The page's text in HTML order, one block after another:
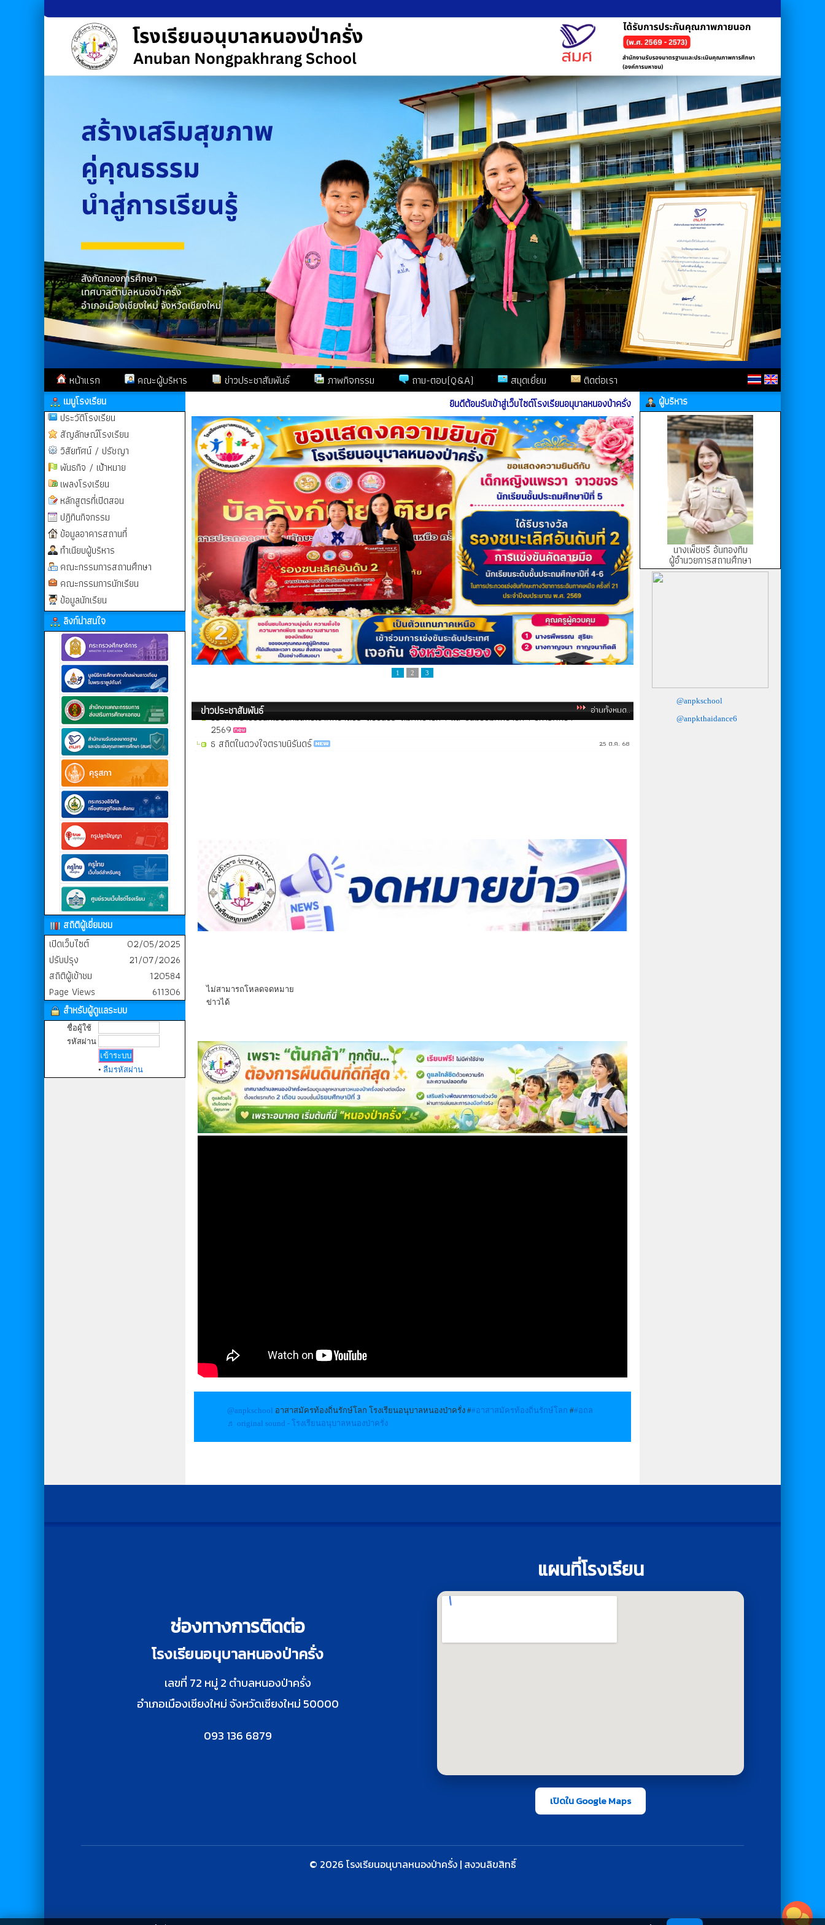
หน้าแรก คณะผู้บริหาร ข่าวประชาสัมพันธ์ ภาพกิจกรรม ถาม-ตอบ(Q&A) สมุดเยี่ยม ติดต่อเรา
เมนูโรงเรียน
ประวัติโรงเรียน
สัญลักษณ์โรงเรียน
วิสัยทัศน์ / ปรัชญา
พันธกิจ / เป้าหมาย
เพลงโรงเรียน
หลักสูตรที่เปิดสอน
ปฏิทินกิจกรรม
ข้อมูลอาคารสถานที่
ทำเนียบผู้บริหาร
คณะกรรมการสถานศึกษา
คณะกรรมการนักเรียน
ข้อมูลนักเรียน
ลิงก์น่าสนใจ
สถิติผู้เยี่ยมชม
เปิดเว็บไซต์
02/05/2025
ปรับปรุง
21/07/2026
สถิติผู้เข้าชม
120584
Page Views
611306
สำหรับผู้ดูแลระบบ
ชื่อผู้ใช้
รหัสผ่าน
• ลืมรหัสผ่าน
ยินดีต้อนรับเข้าสู่เว็บไซต์โรงเรียนอนุบาลหนองป่าครั่ง
1 2 3
ข่าวประชาสัมพันธ์ อ่านทั้งหมด..
รายงานผลการดำเนินงานโครงการอนุรักษ์พันธุกรรมพืชอันเนื่องมาจากพระราชดำริ (อพ.สธ)
2569
ธ สถิตในดวงใจตราบนิรันดร์ 25 ต.ค. 68
ไม่สามารถโหลดจดหมาย
ข่าวได้
@anpkschool อาสาสมัครท้องถิ่นรักษ์โลก โรงเรียนอนุบาลหนองป่าครั่ง ##อาสาสมัครท้องถิ่นรักษ์โลก ##อถล
♬ original sound - โรงเรียนอนุบาลหนองป่าครั่ง
ผู้บริหาร
นางเพ็ชชรี อ้นทองทิม
ผู้อำนวยการสถานศึกษา
@anpkschool
@anpkthaidance6
ช่องทางการติดต่อ
โรงเรียนอนุบาลหนองป่าครั่ง
เลขที่ 72 หมู่ 2 ตำบลหนองป่าครั่ง
อำเภอเมืองเชียงใหม่ จังหวัดเชียงใหม่ 50000
093 136 6879
แผนที่โรงเรียน
เปิดใน Google Maps
© 2026 โรงเรียนอนุบาลหนองป่าครั่ง | สงวนลิขสิทธิ์